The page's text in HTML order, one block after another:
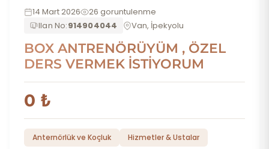
14 Mart 2026
26 goruntulenme
Ilan No:914904044 Van, İpekyolu
BOX ANTRENÖRÜYÜM , ÖZEL
DERS VERMEK İSTİYORUM
0 ₺
Anternörlük ve Koçluk Hizmetler & Ustalar